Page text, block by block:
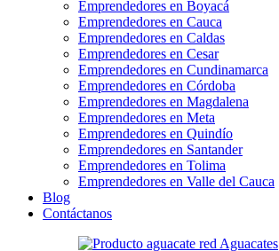
Emprendedores en Boyacá
Emprendedores en Cauca
Emprendedores en Caldas
Emprendedores en Cesar
Emprendedores en Cundinamarca
Emprendedores en Córdoba
Emprendedores en Magdalena
Emprendedores en Meta
Emprendedores en Quindío
Emprendedores en Santander
Emprendedores en Tolima
Emprendedores en Valle del Cauca
Blog
Contáctanos